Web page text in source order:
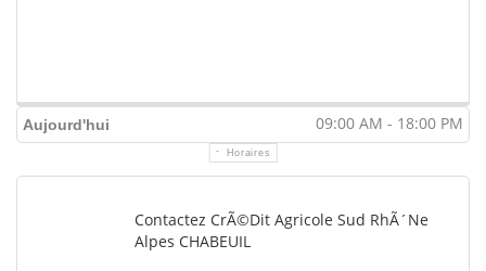
Aujourd'hui 09:00 AM - 18:00 PM
Horaires
Contactez CrÃ©dit Agricole Sud RhÃ´ne
Alpes CHABEUIL